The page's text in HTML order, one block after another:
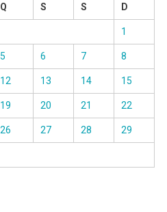
Q S S D
1
5 6 7 8
12 13 14 15
19 20 21 22
26 27 28 29